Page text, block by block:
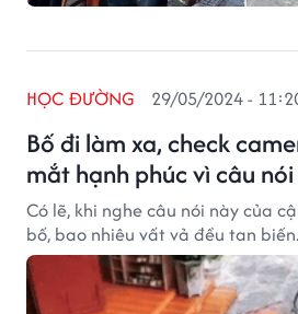
Bố đi làm xa, check
mắt hạnh phúc vì câu
HỌC ĐƯỜNG 29/05/2024 -
Có lẽ, khi nghe câu nói này của
bố, bao nhiêu vất vả đều tan biến.